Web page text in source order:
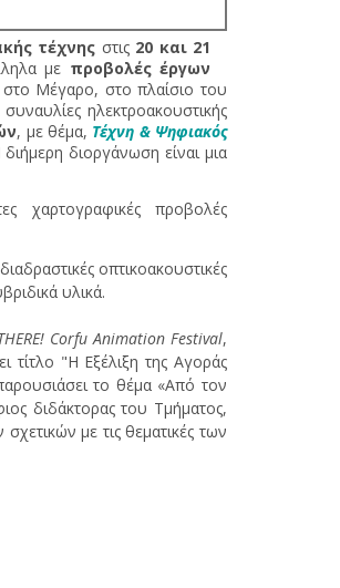
τέχνης στις 20 και 21
με προβολές έργων
Μέγαρο, στο πλαίσιο του
ηλεκτροακουστικής
, με θέμα, Τέχνη & Ψηφιακός
διοργάνωση είναι μια
χαρτογραφικές προβολές
οπτικοακουστικές
υλικά.
Corfu Animation Festival,
τίτλο "Η Εξέλιξη της Αγοράς
το θέμα «Από τον
διδάκτορας του Τμήματος,
με τις θεματικές των